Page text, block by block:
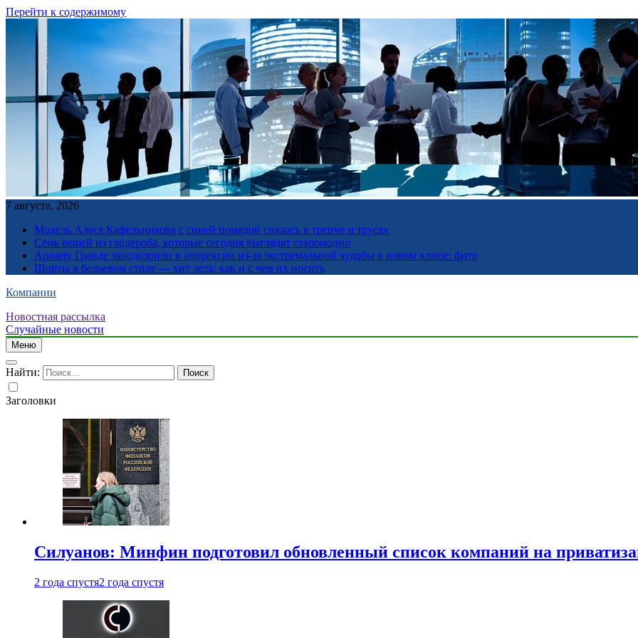
Перейти к содержимому
7 августа, 2026
Модель Алеся Кафельникова с синей помадой снялась в тренче и трусах
Семь вещей из гардероба, которые сегодня выглядят старомодно
Ариану Гранде заподозрили в анорексии из-за экстремальной худобы в новом клипе: фото
Шорты в бельевом стиле — хит лета: как и с чем их носить
Компании
Новостная рассылка
Случайные новости
Меню
Найти:
Заголовки
Силуанов: Минфин подготовил обновленный список компаний на
2 года спустя2 года спустя